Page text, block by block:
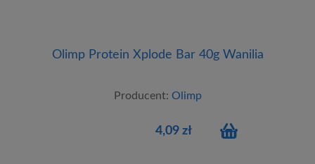
Olimp Protein Xplode Bar 40g Wanilia
Producent: Olimp
4,09 zł